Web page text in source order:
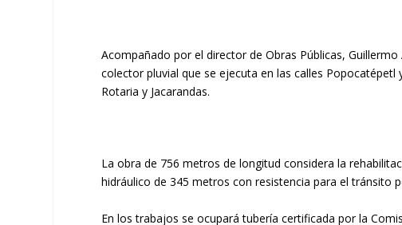
Acompañado por el director de Obras Públicas,
colector pluvial que se ejecuta en las calles
Rotaria y Jacarandas.
La obra de 756 metros de longitud considera la
hidráulico de 345 metros con resistencia para el tránsito
En los trabajos se ocupará tubería certificada por la